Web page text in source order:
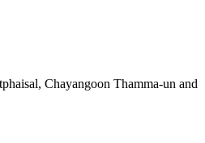
Chayangoon Thamma-un and